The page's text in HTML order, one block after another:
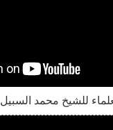
للشيخ محمد السبيل